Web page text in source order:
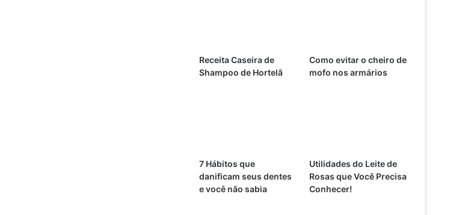
Receita Caseira de
Shampoo de Hortelã
Como evitar o cheiro de
mofo nos armários
7 Hábitos que
danificam seus dentes
e você não sabia
Utilidades do Leite de
Rosas que Você Precisa
Conhecer!